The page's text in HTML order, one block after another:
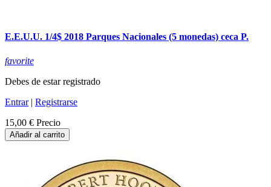
E.E.U.U. 1/4$ 2018 Parques Nacionales (5 monedas) ceca P.
favorite
Debes de estar registrado
Entrar| Registrarse
15,00 € Precio
Añadir al carrito